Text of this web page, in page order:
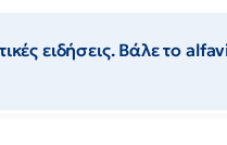
ειδήσεις. Βάλε το